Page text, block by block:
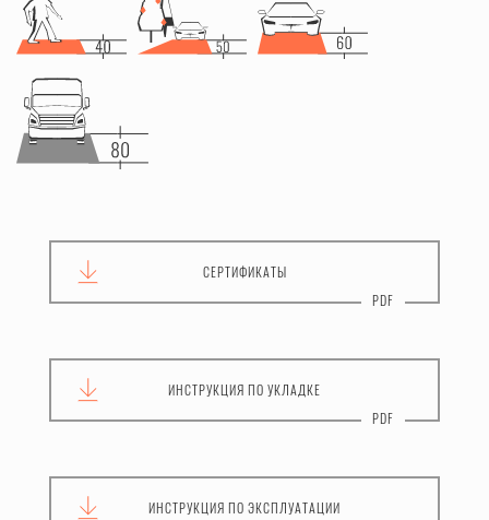
СЕРТИФИКАТЫ
ИНСТРУКЦИЯ ПО УКЛАДКЕ
ИНСТРУКЦИЯ ПО ЭКСПЛУАТАЦИИ